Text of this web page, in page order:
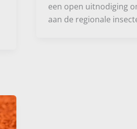
een open uitnodiging
aan de regionale